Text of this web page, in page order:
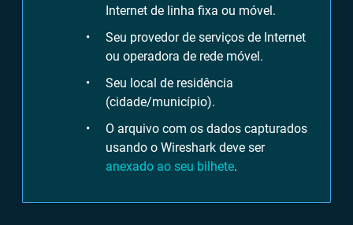
Internet de linha fixa ou móvel.
Seu provedor de serviços de Internet
ou operadora de rede móvel.
Seu local de residência
(cidade/município).
O arquivo com os dados capturados
usando o Wireshark deve ser
anexado ao seu bilhete.